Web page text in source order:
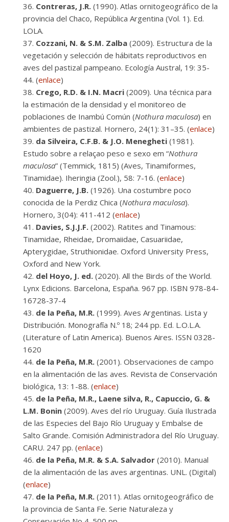
Contreras, J.R. (1990). Atlas ornitogeográfico de la
provincia del Chaco, República Argentina (Vol. 1). Ed.
LOLA.
Cozzani, N. & S.M. Zalba (2009). Estructura de la
vegetación y selección de hábitats reproductivos en
aves del pastizal pampeano. Ecología Austral, 19: 35-
44. (enlace)
Crego, R.D. & I.N. Macri (2009). Una técnica para
la estimación de la densidad y el monitoreo de
poblaciones de Inambú Común (Nothura maculosa) en
ambientes de pastizal. Hornero, 24(1): 31–35. (enlace)
da Silveira, C.F.B. & J.O. Menegheti (1981).
Estudo sobre a relaçao peso e sexo em “Nothura
maculosa” (Temmick, 1815) (Aves, Tinamiformes,
Tinamidae). Iheringia (Zool.), 58: 7-16. (enlace)
Daguerre, J.B. (1926). Una costumbre poco
conocida de la Perdiz Chica (Nothura maculosa).
Hornero, 3(04): 411-412 (enlace)
Davies, S.J.J.F. (2002). Ratites and Tinamous:
Tinamidae, Rheidae, Dromaiidae, Casuariidae,
Apterygidae, Struthionidae. Oxford University Press,
Oxford and New York.
del Hoyo, J. ed. (2020). All the Birds of the World.
Lynx Edicions. Barcelona, España. 967 pp. ISBN 978-84-
16728-37-4
de la Peña, M.R. (1999). Aves Argentinas. Lista y
Distribución. Monografía N.º 18; 244 pp. Ed. L.O.L.A.
(Literature of Latin America). Buenos Aires. ISSN 0328-
1620
de la Peña, M.R. (2001). Observaciones de campo
en la alimentación de las aves. Revista de Conservación
biológica, 13: 1-88. (enlace)
de la Peña, M.R., Laene silva, R., Capuccio, G. &
L.M. Bonin (2009). Aves del río Uruguay. Guía Ilustrada
de las Especies del Bajo Río Uruguay y Embalse de
Salto Grande. Comisión Administradora del Río Uruguay.
CARU. 247 pp. (enlace)
de la Peña, M.R. & S.A. Salvador (2010). Manual
de la alimentación de las aves argentinas. UNL. (Digital)
(enlace)
de la Peña, M.R. (2011). Atlas ornitogeográfico de
la provincia de Santa Fe. Serie Naturaleza y